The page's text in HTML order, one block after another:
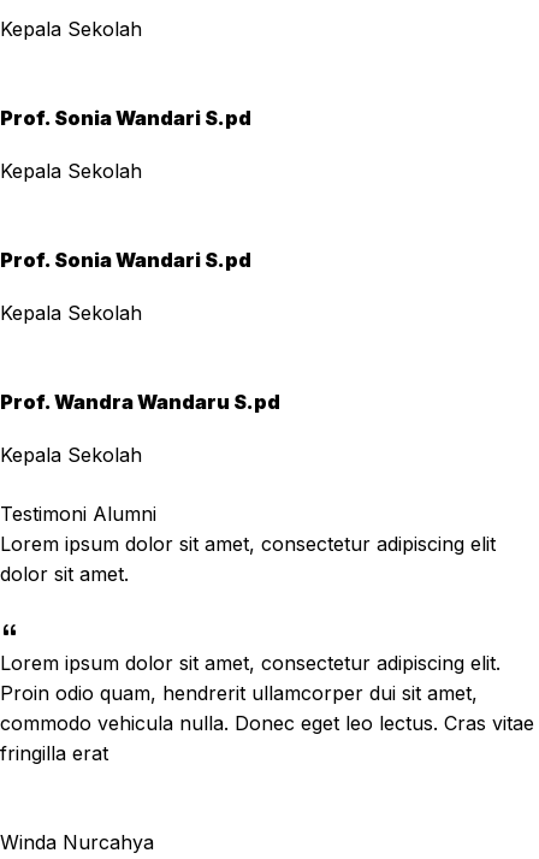
Kepala Sekolah
Prof. Sonia Wandari S.pd
Kepala Sekolah
Prof. Sonia Wandari S.pd
Kepala Sekolah
Prof. Wandra Wandaru S.pd
Kepala Sekolah
Testimoni Alumni
Lorem ipsum dolor sit amet, consectetur adipiscing elit
dolor sit amet.
Lorem ipsum dolor sit amet, consectetur adipiscing elit.
Proin odio quam, hendrerit ullamcorper dui sit amet,
commodo vehicula nulla. Donec eget leo lectus. Cras vitae
fringilla erat
Winda Nurcahya